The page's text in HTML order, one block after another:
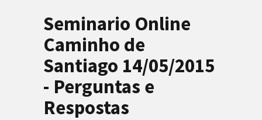
Seminario Online
Caminho de
Santiago 14/05/2015
- Perguntas e
Respostas